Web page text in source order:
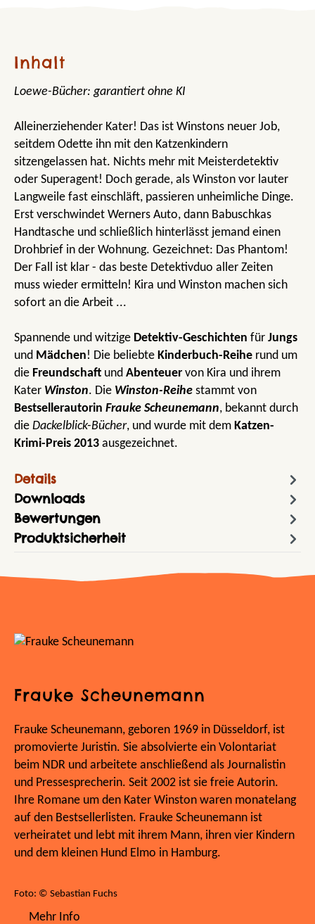
Inhalt
Loewe-Bücher: garantiert ohne KI
Alleinerziehender Kater! Das ist Winstons neuer Job,
seitdem Odette ihn mit den Katzenkindern
sitzengelassen hat. Nichts mehr mit Meisterdetektiv
oder Superagent! Doch gerade, als Winston vor lauter
Langweile fast einschläft, passieren unheimliche Dinge.
Erst verschwindet Werners Auto, dann Babuschkas
Handtasche und schließlich hinterlässt jemand einen
Drohbrief in der Wohnung. Gezeichnet: Das Phantom!
Der Fall ist klar - das beste Detektivduo aller Zeiten
muss wieder ermitteln! Kira und Winston machen sich
sofort an die Arbeit ...
Spannende und witzige Detektiv-Geschichten für Jungs
und Mädchen! Die beliebte Kinderbuch-Reihe rund um
die Freundschaft und Abenteuer von Kira und ihrem
Kater Winston. Die Winston-Reihe stammt von
Bestsellerautorin Frauke Scheunemann, bekannt durch
die Dackelblick-Bücher, und wurde mit dem Katzen-
Krimi-Preis 2013 ausgezeichnet.
Details
Downloads
Bewertungen
Produktsicherheit
Frauke Scheunemann
Frauke Scheunemann, geboren 1969 in Düsseldorf, ist
promovierte Juristin. Sie absolvierte ein Volontariat
beim NDR und arbeitete anschließend als Journalistin
und Pressesprecherin. Seit 2002 ist sie freie Autorin.
Ihre Romane um den Kater Winston waren monatelang
auf den Bestsellerlisten. Frauke Scheunemann ist
verheiratet und lebt mit ihrem Mann, ihren vier Kindern
und dem kleinen Hund Elmo in Hamburg.
Foto: © Sebastian Fuchs
Mehr Info